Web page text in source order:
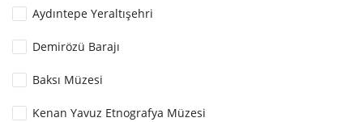
Aydıntepe Yeraltışehri
Demirözü Barajı
Baksı Müzesi
Kenan Yavuz Etnografya Müzesi